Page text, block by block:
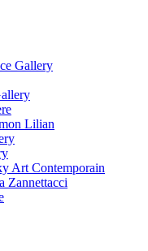
Gallery
Lilian
Art Contemporain
Zannettacci